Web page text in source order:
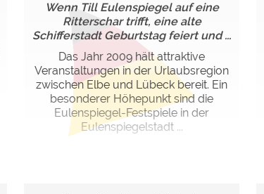
Wenn Till Eulenspiegel auf eine
Ritterschar trifft, eine alte
Schifferstadt Geburtstag feiert und ...
Das Jahr 2009 hält attraktive
Veranstaltungen in der Urlaubsregion
zwischen Elbe und Lübeck bereit. Ein
besonderer Höhepunkt sind die
Eulenspiegel-Festspiele in der
Eulenspiegelstadt ...